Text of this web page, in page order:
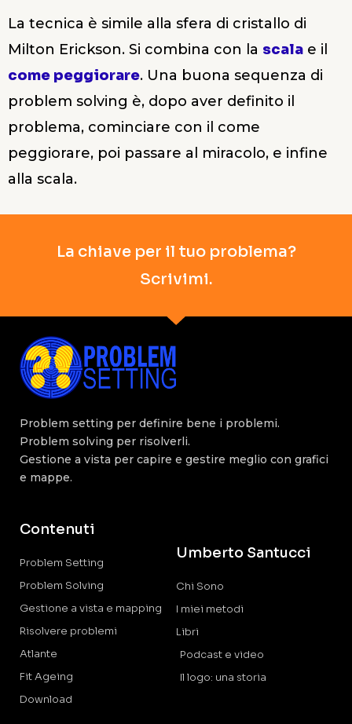
La tecnica è simile alla sfera di cristallo di
Milton Erickson. Si combina con la scala e il
come peggiorare. Una buona sequenza di
problem solving è, dopo aver definito il
problema, cominciare con il come
peggiorare, poi passare al miracolo, e infine
alla scala.
La chiave per il tuo problema?
Scrivimi.
Problem setting per definire bene i problemi.
Problem solving per risolverli.
Gestione a vista per capire e gestire meglio con grafici
e mappe.
Contenuti
Problem Setting
Problem Solving
Gestione a vista e mapping
Risolvere problemi
Atlante
Fit Ageing
Download
Umberto Santucci
Chi Sono
I miei metodi
Libri
Podcast e video
Il logo: una storia